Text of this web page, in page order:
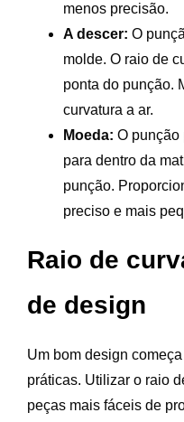
menos precisão.
A descer: O
molde. O raio de
ponta do punção.
curvatura a ar.
Moeda: O punção
para dentro da
punção.
preciso e mais
Raio de
de design
Um bom design
práticas. Utilizar o raio
peças mais fáceis de